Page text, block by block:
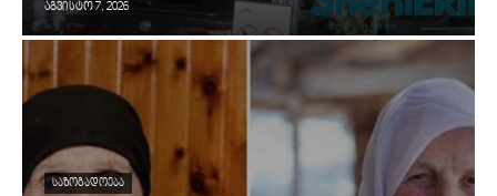
აგვისტო 7, 2026
ᲡᲐᲖᲝᲒᲐᲓᲝᲔᲑᲐ